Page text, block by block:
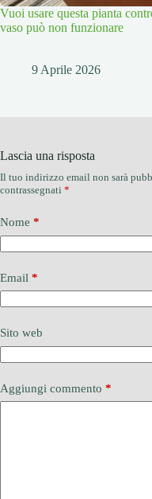
Vuoi usare questa pianta
vaso può non funzionare
9 Aprile 2026
Lascia una risposta
Il tuo indirizzo email non sarà
contrassegnati *
Nome *
Email *
Sito web
Aggiungi commento *